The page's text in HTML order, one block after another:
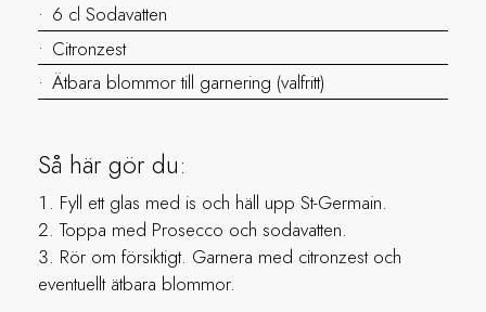
6 cl Sodavatten
Citronzest
Ätbara blommor till garnering (valfritt)
Så här gör du:
Fyll ett glas med is och häll upp St-Germain.
Toppa med Prosecco och sodavatten.
Rör om försiktigt. Garnera med citronzest och
eventuellt ätbara blommor.